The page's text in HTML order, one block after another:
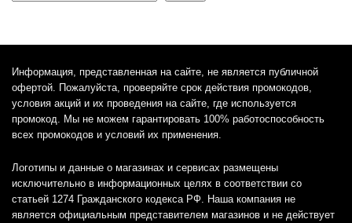
Информация, представленная на сайте, не является публичной
офертой. Пожалуйста, проверяйте срок действия промокодов,
условия акций и их проведения на сайте, где используется
промокод. Мы не можем гарантировать 100% работоспособность
всех промокодов и условий их применения.
Логотипы и данные о магазинах и сервисах размещены
исключительно в информационных целях в соответствии со
статьей 1274 Гражданского кодекса РФ. Наша компания не
является официальным представителем магазинов и не действует